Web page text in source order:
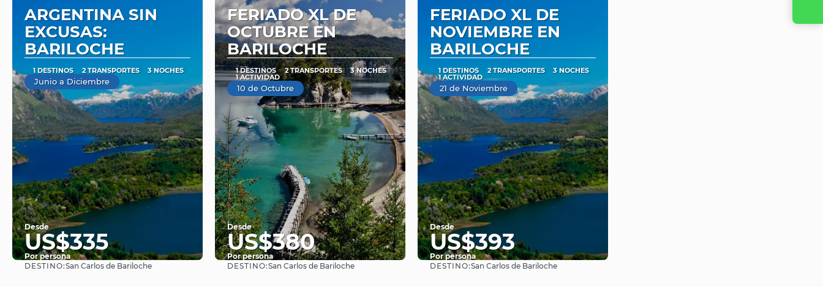
ARGENTINA SIN
EXCUSAS:
BARILOCHE
1 DESTINOS 2 TRANSPORTES 3 NOCHES
Junio a Diciembre
Desde
US$335
Por persona
Ver
DESTINO:San Carlos de Bariloche
FERIADO XL DE
OCTUBRE EN
BARILOCHE
1 DESTINOS 2 TRANSPORTES 3 NOCHES
1 ACTIVIDAD
10 de Octubre
Desde
US$380
Por persona
Ver
DESTINO:San Carlos de Bariloche
FERIADO XL DE
NOVIEMBRE EN
BARILOCHE
1 DESTINOS 2 TRANSPORTES 3 NOCHES
1 ACTIVIDAD
21 de Noviembre
Desde
US$393
Por persona
Ver
DESTINO:San Carlos de Bariloche